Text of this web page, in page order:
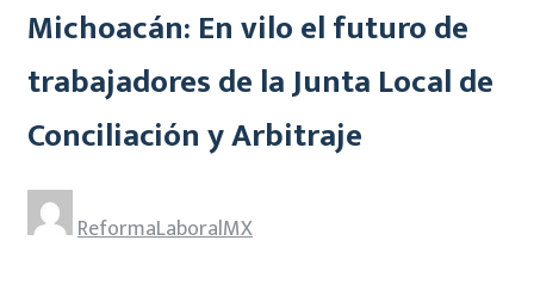
Michoacán: En vilo el futuro de
trabajadores de la Junta Local de
Conciliación y Arbitraje
ReformaLaboralMX